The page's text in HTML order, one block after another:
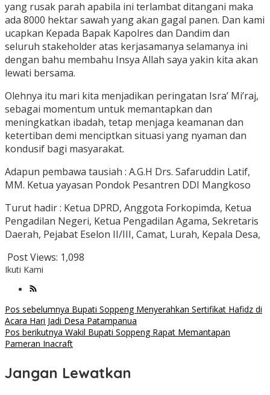
yang rusak parah apabila ini terlambat ditangani maka
ada 8000 hektar sawah yang akan gagal panen. Dan kami
ucapkan Kepada Bapak Kapolres dan Dandim dan
seluruh stakeholder atas kerjasamanya selamanya ini
dengan bahu membahu Insya Allah saya yakin kita akan
lewati bersama.
Olehnya itu mari kita menjadikan peringatan Isra’ Mi’raj,
sebagai momentum untuk memantapkan dan
meningkatkan ibadah, tetap menjaga keamanan dan
ketertiban demi menciptkan situasi yang nyaman dan
kondusif bagi masyarakat.
Adapun pembawa tausiah : A.G.H Drs. Safaruddin Latif,
MM. Ketua yayasan Pondok Pesantren DDI Mangkoso
Turut hadir : Ketua DPRD, Anggota Forkopimda, Ketua
Pengadilan Negeri, Ketua Pengadilan Agama, Sekretaris
Daerah, Pejabat Eselon II/III, Camat, Lurah, Kepala Desa,
Post Views: 1,098
Ikuti Kami
Navigasi
pos
Pos sebelumnya Bupati Soppeng Menyerahkan Sertifikat Hafidz di
Acara Hari Jadi Desa Patampanua
Pos berikutnya Wakil Bupati Soppeng Rapat Memantapan
Pameran Inacraft
Jangan Lewatkan